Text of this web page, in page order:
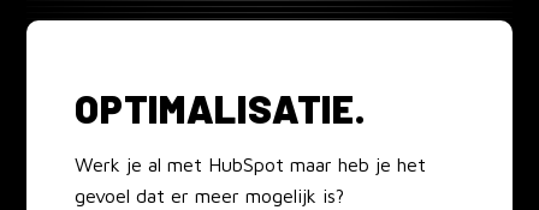
OPTIMALISATIE.
Werk je al met HubSpot maar heb je het
gevoel dat er meer mogelijk is?